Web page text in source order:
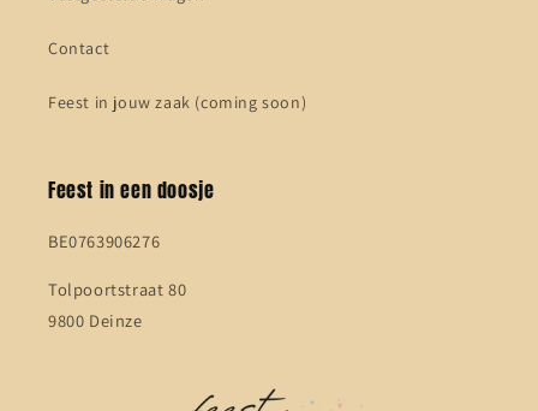
Contact
Feest in jouw zaak (coming soon)
Feest in een doosje
BE0763906276
Tolpoortstraat 80
9800 Deinze